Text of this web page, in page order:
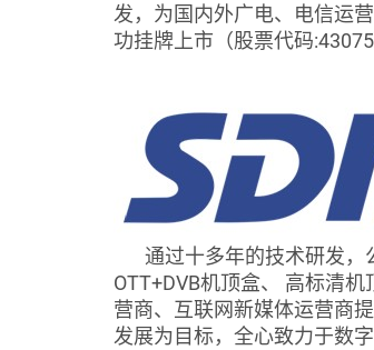
发，为国内外广电、电信运
功挂牌上市（股票代码
通过十多年的技术研发，
OTT+DVB机顶盒、 高标清
营商、互联网新媒体运营商
发展为目标，全心致力于数